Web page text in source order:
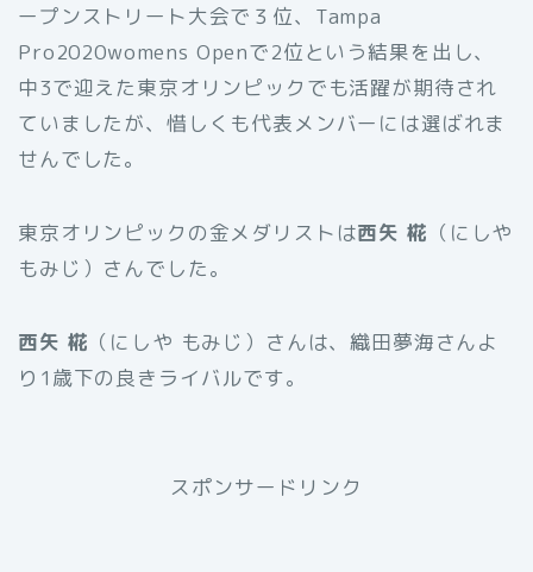
ープンストリート大会で３位、Tampa
Pro2020womens Openで2位という結果を出し、
中3で迎えた東京オリンピックでも活躍が期待され
ていましたが、惜しくも代表メンバーには選ばれま
せんでした。
東京オリンピックの金メダリストは西矢 椛 （にしや
もみじ）さんでした。
西矢 椛 （にしや もみじ）さんは、織田夢海さんよ
り1歳下の良きライバルです。
スポンサードリンク